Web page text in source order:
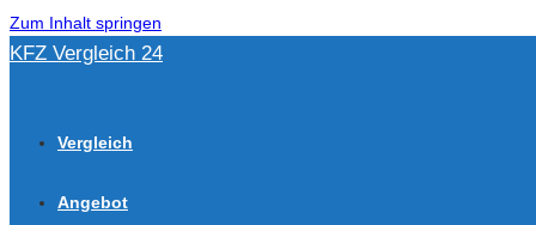
Zum Inhalt springen
KFZ Vergleich 24
Vergleich
Angebot